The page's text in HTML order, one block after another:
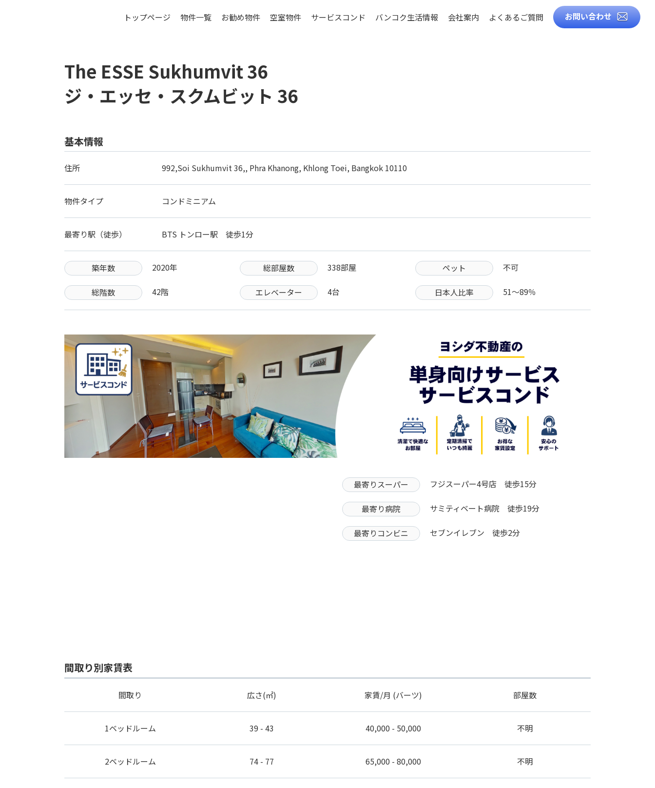
トップページ 物件一覧 お勧め物件
シラチャ特集物件
空室物件 サービスコンド バンコク生活情報
ご入居までの流れ
エリアについて
会社案内 よくあるご質問 お問い合わせ
The ESSE Sukhumvit 36
ジ・エッセ・スクムビット 36
基本情報
住所 992,Soi Sukhumvit 36,, Phra Khanong, Khlong Toei, Bangkok 10110
物件タイプ コンドミニアム
最寄り駅（徒歩） BTS トンロー駅 徒歩1分
築年数 2020年 総部屋数 338部屋 ペット 不可
総階数 42階 エレベーター 4台 日本人比率 51〜89％
最寄りスーパー フジスーパー4号店 徒歩15分
最寄り病院 サミティベート病院 徒歩19分
最寄りコンビニ セブンイレブン 徒歩2分
間取り別家賃表
間取り 広さ(㎡) 家賃/月 (バーツ) 部屋数
1ベッドルーム 39 - 43 40,000 - 50,000 不明
2ベッドルーム 74 - 77 65,000 - 80,000 不明